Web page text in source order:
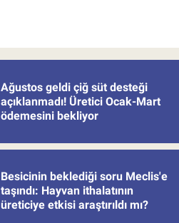
Ağustos geldi çiğ süt desteği
açıklanmadı! Üretici Ocak-Mart
ödemesini bekliyor
Besicinin beklediği soru Meclis'e
taşındı: Hayvan ithalatının
üreticiye etkisi araştırıldı mı?